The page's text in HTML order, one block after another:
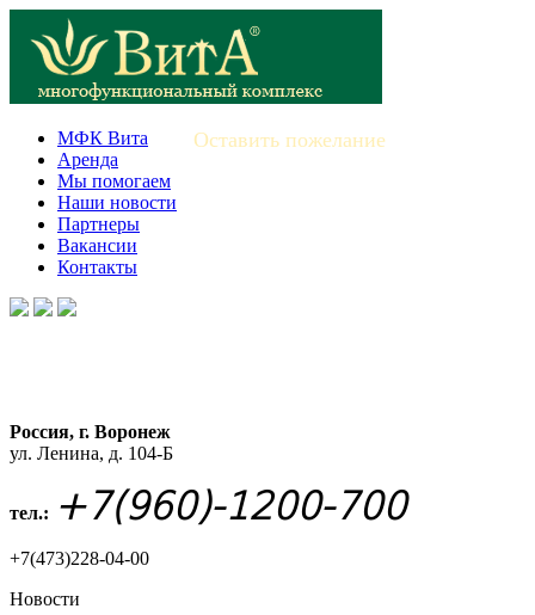
Оставить пожелание
МФК Вита
Аренда
Мы помогаем
Наши новости
Партнеры
Вакансии
Контакты
Россия, г. Воронеж
ул. Ленина, д. 104-Б
тел.: +7(960)-1200-700
+7(473)228-04-00
Новости